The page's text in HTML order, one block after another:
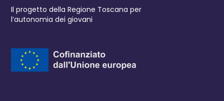
Il progetto della Regione Toscana per
l’autonomia dei giovani